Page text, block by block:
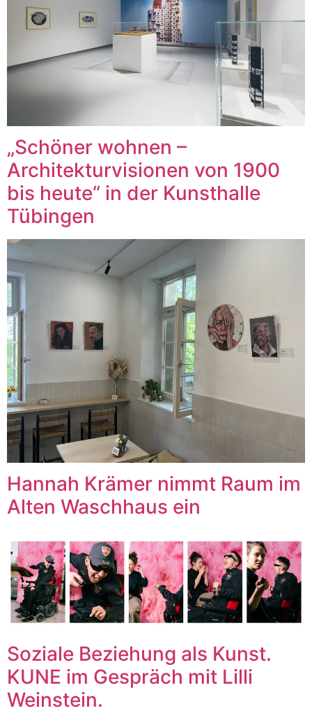
„Schöner wohnen –
Architekturvisionen von 1900
bis heute“ in der Kunsthalle
Tübingen
Hannah Krämer nimmt Raum im
Alten Waschhaus ein
Soziale Beziehung als Kunst.
KUNE im Gespräch mit Lilli
Weinstein.